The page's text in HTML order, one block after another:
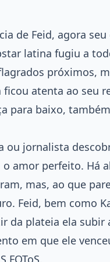
de Feid, agora
latina fugiu a
próximos,
atenta ao seu
para baixo,
ou jornalista
amor perfeito. Há
mas, ao que
Feid, bem como
da plateia ela subir
em que ele